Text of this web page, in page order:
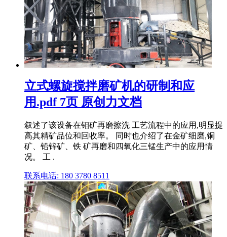
立式螺旋搅拌磨矿机的研制和应
用.pdf 7页 原创力文档
叙述了该设备在钼矿再磨擦洗 工艺流程中的应用,明显提
高其精矿品位和回收率。 同时也介绍了在金矿细磨,铜
矿、铅锌矿、铁 矿再磨和四氧化三锰生产中的应用情
况。 工 .
联系电话: 180 3780 8511